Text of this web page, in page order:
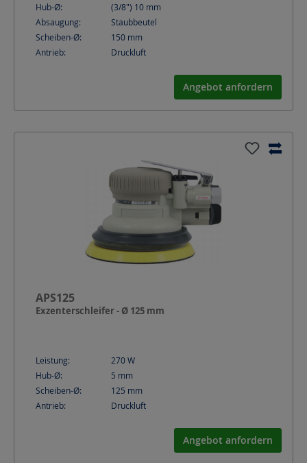
Hub-Ø: (3/8") 10 mm
Absaugung:
Staubbeutel
Scheiben-Ø:
150 mm
Antrieb:
Druckluft
Angebot anfordern
APS125
Exzenterschleifer - Ø 125 mm
Leistung: 270W
Hub-Ø:
5 mm
Scheiben-Ø:
125 mm
Antrieb:
Druckluft
Angebot anfordern